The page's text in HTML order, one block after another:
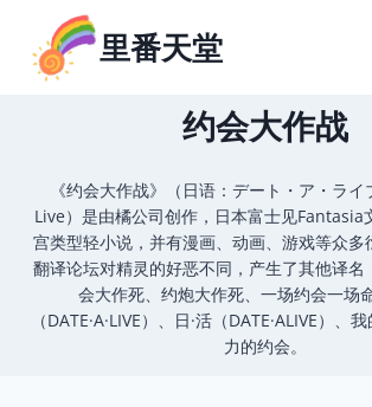
里番天堂
约会大作战
《约会大作战》（日语：デート・ア・ラ
Live）是由橘公司创作，日本富士见Fantasia
宫类型轻小说，并有漫画、动画、游戏等众多
翻译论坛对精灵的好恶不同，产生了其他译名
会大作死、约炮大作死、一场约会一场
（DATE·A·LIVE）、日·活（DATE·ALIVE）、
力的约会。